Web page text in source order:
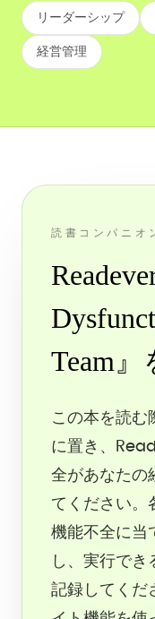
リーダーシップ
経営管理
読書コンパニオ
Team
この本を読む
に置き、
全があなたの
てください。
機能不全に当
し、実行でき
記録してくだ